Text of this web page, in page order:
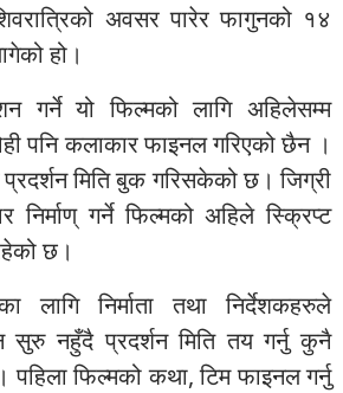
अवसर पारेर फागुनको १४
हो।
गर्ने यो फिल्मको लागि अहिलेसम्म
पनि कलाकार फाइनल गरिएको छैन ।
मिति बुक गरिसकेको छ। जिग्री
निर्माण् गर्ने फिल्मको अहिले स्क्रिप्ट
छ।
लागि निर्माता तथा निर्देशकहरुले
सुरु नहुँदै प्रदर्शन मिति तय गर्नु कुनै
पहिला फिल्मको कथा, टिम फाइनल गर्नु